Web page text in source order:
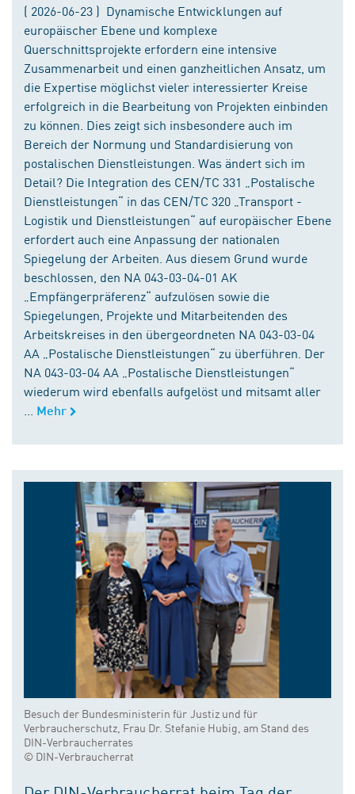
( 2026-06-23 ) Dynamische Entwicklungen auf
europäischer Ebene und komplexe
Querschnittsprojekte erfordern eine intensive
Zusammenarbeit und einen ganzheitlichen Ansatz, um
die Expertise möglichst vieler interessierter Kreise
erfolgreich in die Bearbeitung von Projekten einbinden
zu können. Dies zeigt sich insbesondere auch im
Bereich der Normung und Standardisierung von
postalischen Dienstleistungen. Was ändert sich im
Detail? Die Integration des CEN/TC 331 „Postalische
Dienstleistungen“ in das CEN/TC 320 „Transport -
Logistik und Dienstleistungen“ auf europäischer Ebene
erfordert auch eine Anpassung der nationalen
Spiegelung der Arbeiten. Aus diesem Grund wurde
beschlossen, den NA 043-03-04-01 AK
„Empfängerpräferenz“ aufzulösen sowie die
Spiegelungen, Projekte und Mitarbeitenden des
Arbeitskreises in den übergeordneten NA 043-03-04
AA „Postalische Dienstleistungen“ zu überführen. Der
NA 043-03-04 AA „Postalische Dienstleistungen“
wiederum wird ebenfalls aufgelöst und mitsamt aller
Mehr
Besuch der Bundesministerin für Justiz und für
Verbraucherschutz, Frau Dr. Stefanie Hubig, am Stand des
DIN-Verbraucherrates
© DIN-Verbraucherrat